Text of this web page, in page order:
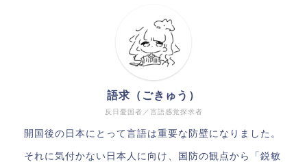
反日憂国者／言語感覚探求者
語求（ごきゅう）
開国後の日本にとって言語は重要な防壁になりました。
それに気付かない日本人に向け、国防の観点から「鋭敏